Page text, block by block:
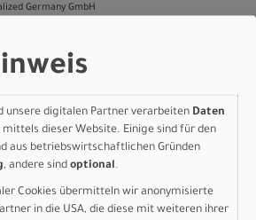
Germany GmbH
unsere digitalen Partner verarbeiten Daten
mittels dieser Website. Einige sind für den
aus betriebswirtschaftlichen Gründen
, andere sind optional.
Cookies übermitteln wir anonymisierte
in die USA, die diese mit weiteren ihrer